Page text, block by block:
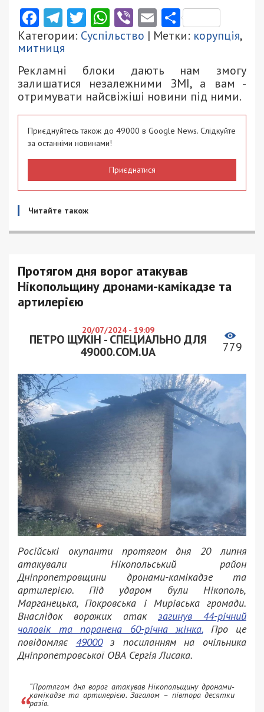
Facebook
Telegram
Twitter
WhatsApp
ViberEmail
Категории: Суспільство | Метки: корупція,
митниця
Рекламні блоки дають нам змогу
залишатися незалежними ЗМІ, а вам -
отримувати найсвіжіші новини під ними.
Приєднуйтесь також до 49000 в Google News. Слідкуйте
за останніми новинами!
Приєднатися
Читайте також
Протягом дня ворог атакував
Нікопольщину дронами-камікадзе та
артилерією
20/07/2024 - 19:09
ПЕТРО ЩУКІН - СПЕЦИАЛЬНО ДЛЯ
49000.COM.UA
779
Російські окупанти протягом дня 20 липня
атакували Нікопольський район
Дніпропетровщини дронами-камікадзе та
артилерією. Під ударом були Нікополь,
Марганецька, Покровська і Мирівська громади.
Внаслідок ворожих атак загинув 44-річний
чоловік та поранена 60-річна жінка.Про це
повідомляє 49000з посиланням на очільника
Дніпропетровської ОВА Сергія Лисака.
“Протягом дня ворог атакував Нікопольщину дронами-
камікадзе та артилерією. Загалом – півтора десятки
разів.